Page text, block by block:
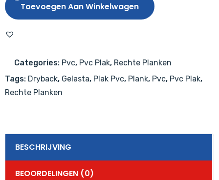
Firmfit
Natural
Light
aantal
Toevoegen Aan Winkelwagen
Categories: Pvc, Pvc Plak, Rechte Planken
Tags: Dryback, Gelasta, Plak Pvc, Plank, Pvc, Pvc Plak,
Rechte Planken
BESCHRIJVING
BEOORDELINGEN (0)